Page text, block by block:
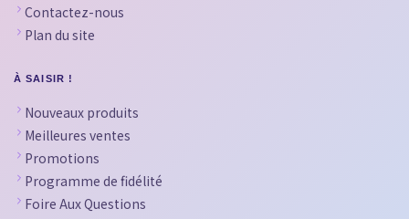
Contactez-nous
Plan du site
À SAISIR !
Nouveaux produits
Meilleures ventes
Promotions
Programme de fidélité
Foire Aux Questions